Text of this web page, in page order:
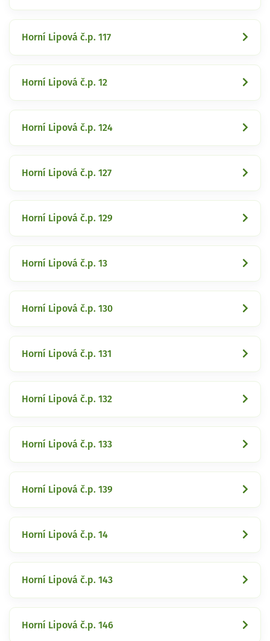
Horní Lipová č.p. 117
Horní Lipová č.p. 12
Horní Lipová č.p. 124
Horní Lipová č.p. 127
Horní Lipová č.p. 129
Horní Lipová č.p. 13
Horní Lipová č.p. 130
Horní Lipová č.p. 131
Horní Lipová č.p. 132
Horní Lipová č.p. 133
Horní Lipová č.p. 139
Horní Lipová č.p. 14
Horní Lipová č.p. 143
Horní Lipová č.p. 146